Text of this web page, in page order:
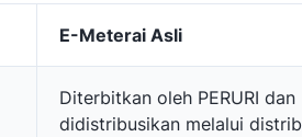
E-Meterai Asli
Diterbitkan oleh PERURI dan
didistribusikan melalui